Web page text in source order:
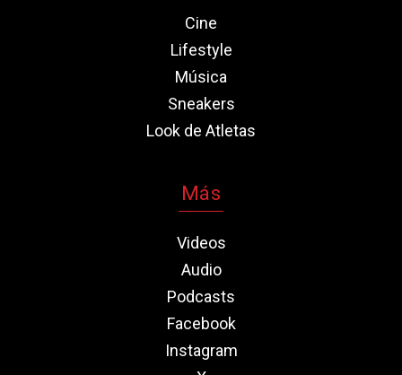
Cine
Lifestyle
Música
Sneakers
Look de Atletas
Más
Videos
Audio
Podcasts
Facebook
Instagram